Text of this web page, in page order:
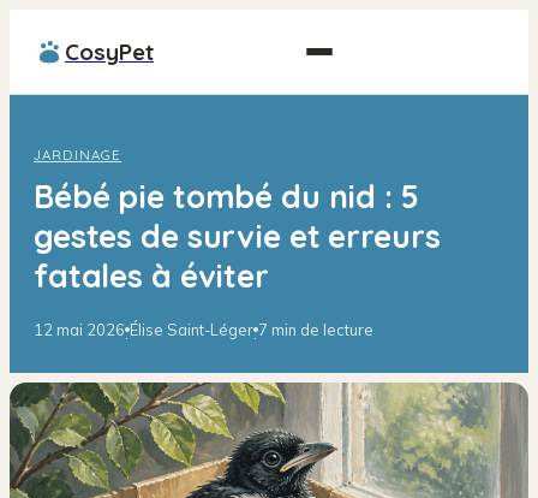
CosyPet
JARDINAGE
Bébé pie tombé du nid : 5
gestes de survie et erreurs
fatales à éviter
12 mai 2026·Élise Saint-Léger·7 min de lecture